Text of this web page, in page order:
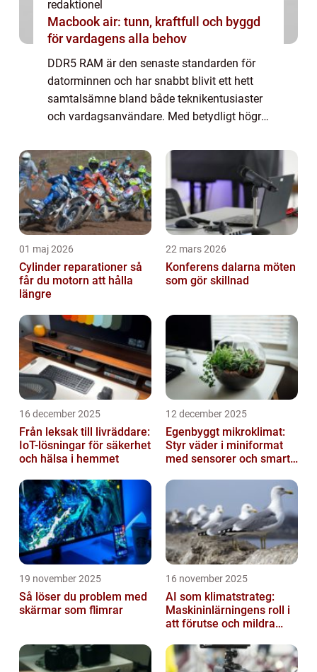
redaktionel
Macbook air: tunn, kraftfull och byggd
för vardagens alla behov
DDR5 RAM är den senaste standarden för
datorminnen och har snabbt blivit ett hett
samtalsämne bland både teknikentusiaster
och vardagsanvändare. Med betydligt högre
f&o...
01 maj 2026
Cylinder reparationer så
får du motorn att hålla
längre
22 mars 2026
Konferens dalarna möten
som gör skillnad
16 december 2025
Från leksak till livräddare:
IoT-lösningar för säkerhet
och hälsa i hemmet
12 december 2025
Egenbyggt mikroklimat:
Styr väder i miniformat
med sensorer och smarta
19 november 2025
Så löser du problem med
skärmar som flimrar
16 november 2025
AI som klimatstrateg:
Maskininlärningens roll i
att förutse och mildra